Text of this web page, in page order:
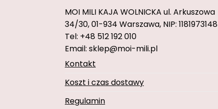
MOI MILI KAJA WOLNICKA ul. Arkuszowa
34/30,01-934 Warszawa, NIP: 1181973148
Tel: +48 512 192 010
Email: sklep@moi-mili.pl
Kontakt
Koszt i czas dostawy
Regulamin